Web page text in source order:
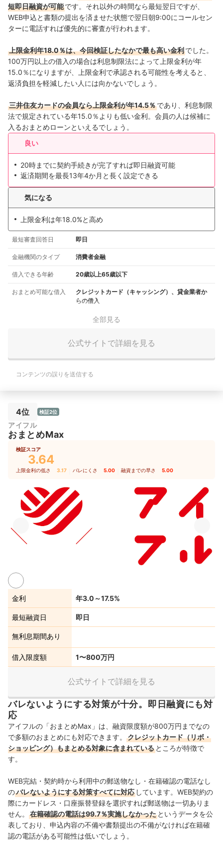
短即日融資が可能です。それ以外の時間なら最短翌日ですが、
WEB申込と書類の提出を済ませた状態で翌日朝9:00にコールセン
ターに電話すれば優先的に審査が行われます。
上限金利年18.0％は、今回検証したなかで最も高い金利でした。
100万円以上の借入の場合は利息制限法によって上限金利が年
15.0％になりますが、上限金利で承認される可能性を考えると、
返済負担を軽減したい人には向かないでしょう。
三井住友カードの会員なら上限金利が年14.5％であり、利息制限
法で規定されている年15.0％よりも低い金利。会員の人は候補に
入るおまとめローンといえるでしょう。
良い
20時までに契約手続きが完了すれば即日融資可能
返済期間を最長13年4か月と長く設定できる
気になる
上限金利は年18.0%と高め
最短審査回答日 即日
金融機関のタイプ 消費者金融
借入できる年齢 20歳以上65歳以下
おまとめ可能な借入
クレジットカード（キャッシング）、貸金業者か
らの借入
全部見る
公式サイトで詳細を見る
コンテンツの誤りを送信する
4位 検証2位
アイフル
おまとめMax
検証スコア
3.64
上限金利の低さ 3.17 バレにくさ 5.00 融資までの早さ 5.00
金利 年3.0～17.5%
最短融資日 即日
無利息期間あり
借入限度額 1〜800万円
公式サイトで詳細を見る
バレないようにする対策が十分。即日融資にも対
応
アイフルの「おまとめMax」は、融資限度額が800万円までなの
で多額のおまとめにも対応できます。
クレジットカード（リボ・
ショッピング）もまとめる対象に含まれている ところが特徴で
す。
WEB完結・契約時から利用中の郵送物なし・在籍確認の電話なし
のバレないようにする対策すべてに対応 しています。WEB契約の
際にカードレス・口座振替登録を選択すれば郵送物は一切ありま
せん。
在籍確認の電話は99.7％実施しなかった というデータを公
表しており、申込内容の不備や書類提出の不備がなければ在籍確
認の電話がある可能性は低いでしょう。